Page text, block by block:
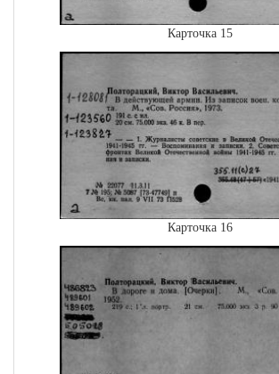
Карточка 15
Карточка 16